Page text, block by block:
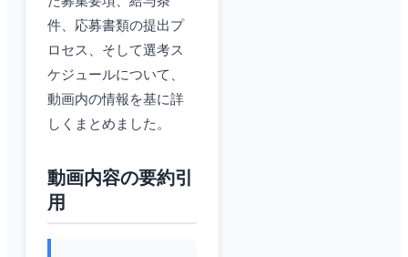
件、応募書類の提出プ
ロセス、そして選考ス
ケジュールについて、
動画内の情報を基に詳
しくまとめました。
動画内容の要約引
用